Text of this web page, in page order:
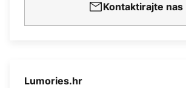
Kontaktirajte nas
Lumories.hr